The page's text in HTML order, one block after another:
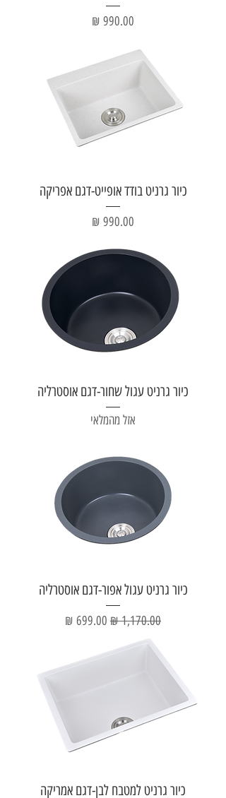
מחיר
כיור גרניט בודד אופייט-דגם אפריקה
מחיר
כיור גרניט עגול שחור-דגם אוסטרליה
אזל מהמלאי
כיור גרניט עגול אפור-דגם אוסטרליה
מחיר רגיל מחיר מבצע
כיור גרניט למטבח לבן-דגם אמריקה